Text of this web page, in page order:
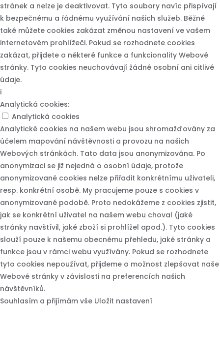
stránek a nelze je deaktivovat. Tyto soubory navíc přispívají
k bezpečnému a řádnému využívání našich služeb. Běžně
také můžete cookies zakázat změnou nastavení ve vašem
internetovém prohlížeči. Pokud se rozhodnete cookies
zakázat, přijdete o některé funkce a funkcionality Webové
stránky. Tyto cookies neuchovávají žádné osobní ani citlivé
údaje.
i
Analytická cookies:
Analytická cookies
Analytické cookies na našem webu jsou shromažďovány za
účelem mapování návštěvnosti a provozu na našich
Webových stránkách. Tato data jsou anonymizována. Po
anonymizaci se již nejedná o osobní údaje, protože
anonymizované cookies nelze přiřadit konkrétnímu uživateli,
resp. konkrétní osobě. My pracujeme pouze s cookies v
anonymizované podobě. Proto nedokážeme z cookies zjistit,
jak se konkrétní uživatel na našem webu choval (jaké
stránky navštívil, jaké zboží si prohlížel apod.). Tyto cookies
slouží pouze k našemu obecnému přehledu, jaké stránky a
funkce jsou v rámci webu využívány. Pokud se rozhodnete
tyto cookies nepoužívat, přijdeme o možnost zlepšovat naše
Webové stránky v závislosti na preferencích našich
návštěvníků.
Souhlasím a přijímám vše Uložit nastavení